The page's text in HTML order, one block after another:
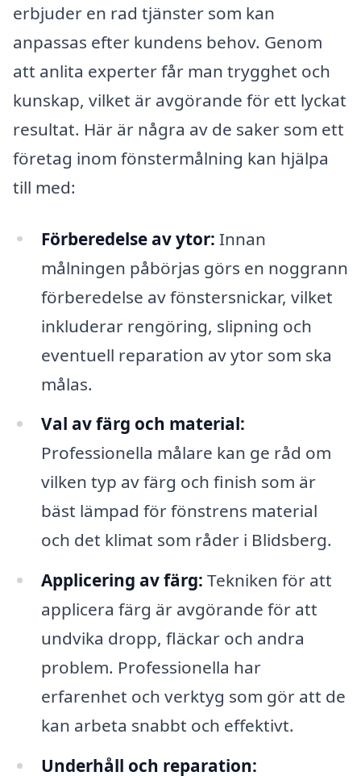
erbjuder en rad tjänster som kan
anpassas efter kundens behov. Genom
att anlita experter får man trygghet och
kunskap, vilket är avgörande för ett lyckat
resultat. Här är några av de saker som ett
företag inom fönstermålning kan hjälpa
till med:
Förberedelse av ytor: Innan
målningen påbörjas görs en noggrann
förberedelse av fönstersnickar, vilket
inkluderar rengöring, slipning och
eventuell reparation av ytor som ska
målas.
Val av färg och material:
Professionella målare kan ge råd om
vilken typ av färg och finish som är
bäst lämpad för fönstrens material
och det klimat som råder i Blidsberg.
Applicering av färg: Tekniken för att
applicera färg är avgörande för att
undvika dropp, fläckar och andra
problem. Professionella har
erfarenhet och verktyg som gör att de
kan arbeta snabbt och effektivt.
Underhåll och reparation: